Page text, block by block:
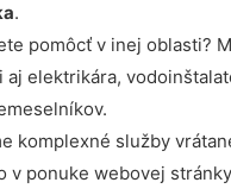
.
pomôcť v inej oblasti?
aj elektrikára,
komplexné služby
v ponuke webovej